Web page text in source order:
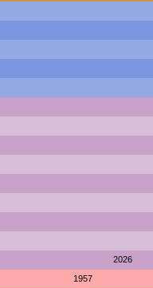
2026
1957